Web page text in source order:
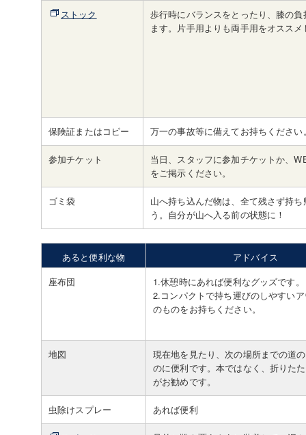
ストック
歩行時にバランスをとったり、膝の
ます。片手用よりも両手用をオスス
保険証またはコピー 万一の事故等に備えてお持ちください
参加チケット
当日、スタッフに参加チケットか、
をご掲示ください。
ゴミ袋
山へ持ち込んだ物は、全て残さず持
う。自分が山へ入る前の状態に！
あると便利な物
アドバイス
座布団
1.休憩時にあれば便利なグッズです。
2.コンパクトで持ち運びのしやすい
のものをお持ちください。
地図
現在地を見たり、次の場所までの道
のに便利です。本ではなく、折りた
がお勧めです。
虫除けスプレー あれば便利